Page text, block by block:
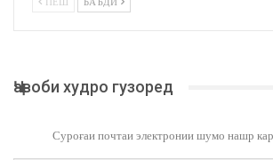
Ҷавоби худро гузоред
Суроғаи почтаи электронии шумо нашр